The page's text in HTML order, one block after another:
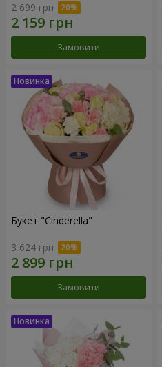
2 699 грн
Замовити
Букет "Cinderella"
3 624 грн
Замовити